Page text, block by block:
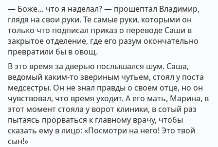
— Боже… что я наделал? — прошептал Владимир,
глядя на свои руки. Те самые руки, которыми он
только что подписал приказ о переводе Саши в
закрытое отделение, где его разум окончательно
превратили бы в овощ.
В это время за дверью послышался шум. Саша,
ведомый каким-то звериным чутьем, стоял у поста
медсестры. Он не знал правды о своем отце, но он
чувствовал, что время уходит. А его мать, Марина, в
этот момент стояла у ворот клиники, в сотый раз
пытаясь прорваться к главному врачу, чтобы
сказать ему в лицо: «Посмотри на него! Это твой
сын!»